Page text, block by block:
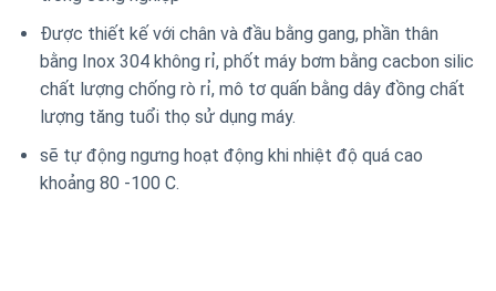
Được thiết kế với chân và đầu bằng gang, phần thân
bằng Inox 304 không rỉ, phốt máy bơm bằng cacbon silic
chất lượng chống rò rỉ, mô tơ quấn bằng dây đồng chất
lượng tăng tuổi thọ sử dụng máy.
sẽ tự động ngưng hoạt động khi nhiệt độ quá cao
khoảng 80 -100 C.